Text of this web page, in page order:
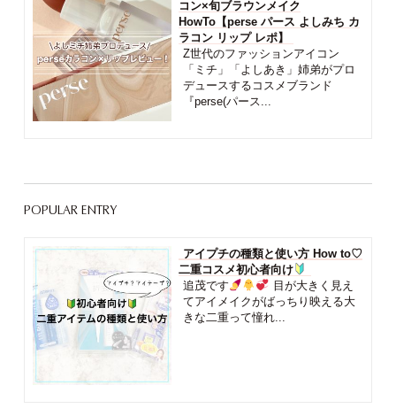
コン×旬ブラウンメイク
HowTo【perse パース よしみち カ
ラコン リップ レポ】
Z世代のファッションアイコン
「ミチ」「よしあき」姉弟がプロ
デュースするコスメブランド
『perse(パース...
POPULAR ENTRY
アイプチの種類と使い方 How to♡
二重コスメ初心者向け
追茂です
目が大きく見え
てアイメイクがばっちり映える大
きな二重って憧れ...